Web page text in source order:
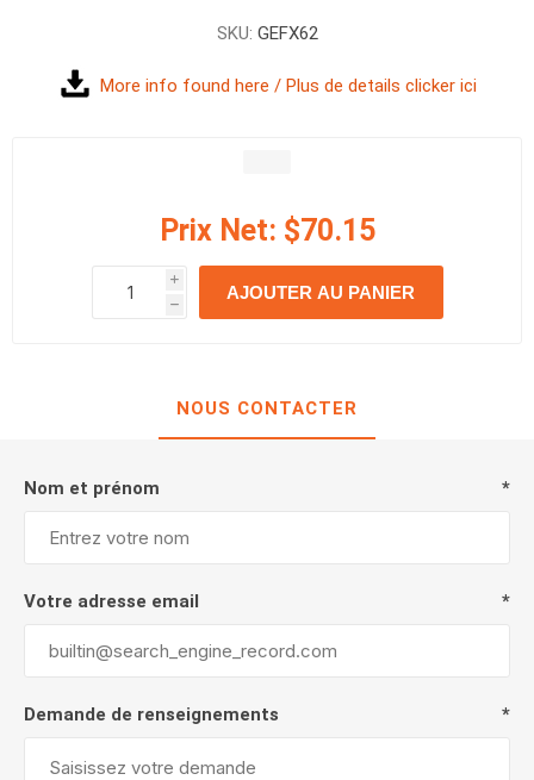
SKU: GEFX62
More info found here / Plus de details clicker ici
Prix Net: $70.15
i
h
h
AJOUTER AU PANIER
NOUS CONTACTER
Nom et prénom *
Votre adresse email *
Demande de renseignements *